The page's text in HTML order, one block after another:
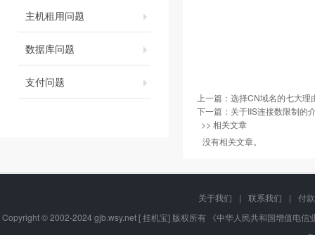
主机租用问题
数据库问题
支付问题
上一篇： 选择CN域名的七大理
下一篇： 关于IIS连接数限制的
>> 相关文章
没有相关文章。
关于我们 | 联系我们 |
付
Copyright © 2002-2024 gjb.wsy.net [ 挂机宝] 版权所有 《中华人民共和国增值电